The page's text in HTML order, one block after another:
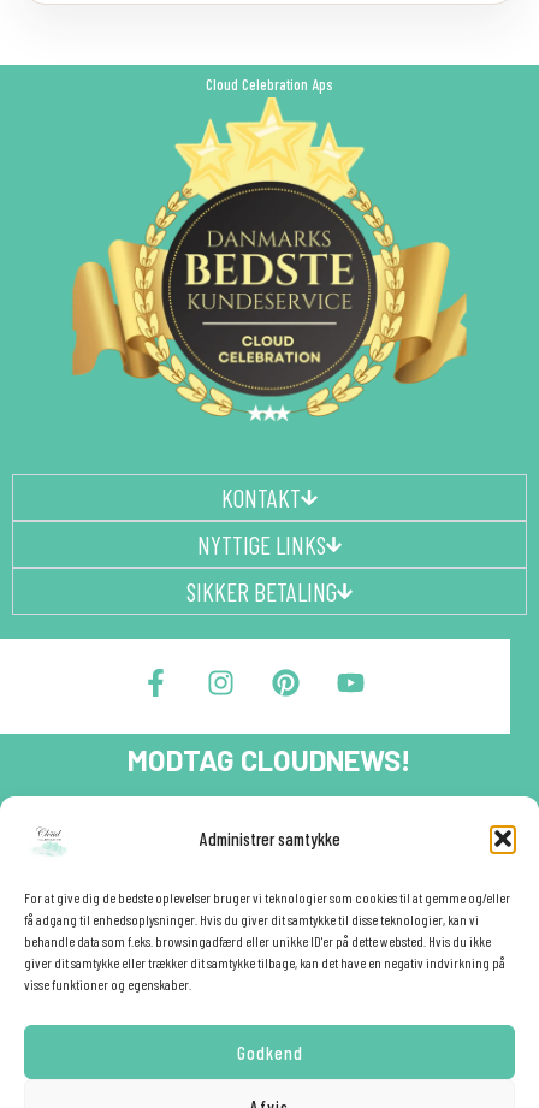
Administrer samtykke
For at give dig de bedste oplevelser bruger vi teknologier som cookies til at gemme og/eller
få adgang til enhedsoplysninger. Hvis du giver dit samtykke til disse teknologier, kan vi
behandle data som f.eks. browsingadfærd eller unikke ID'er på dette websted. Hvis du ikke
giver dit samtykke eller trækker dit samtykke tilbage, kan det have en negativ indvirkning på
visse funktioner og egenskaber.
Godkend
Cloud Celebration Aps
KONTAKT
NYTTIGE LINKS
SIKKER BETALING
F
a
c
e
b
o
f
I
n
s
t
a
g
a
P
i
n
t
e
r
s
Y
o
t
u
b
MODTAG CLOUDNEWS!
festinspiration direkte i din indbakke.🎉
Fornavn
E-mail
YES - TILMELD MIG!